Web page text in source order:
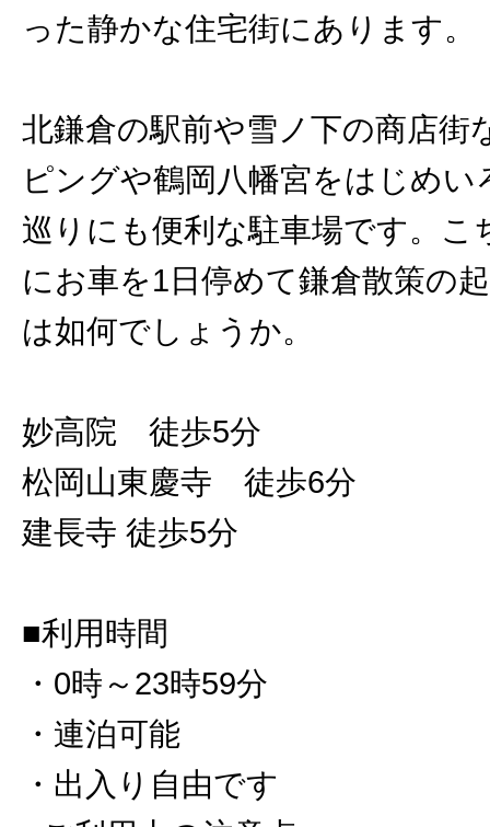
った静かな住宅街にあります。
北鎌倉の駅前や雪ノ下の商店街
ピングや鶴岡八幡宮をはじめい
巡りにも便利な駐車場です。こ
にお車を1日停めて鎌倉散策の
は如何でしょうか。
妙高院 徒歩5分
松岡山東慶寺 徒歩6分
建長寺 徒歩5分
■利用時間
・0時～23時59分
・連泊可能
・出入り自由です